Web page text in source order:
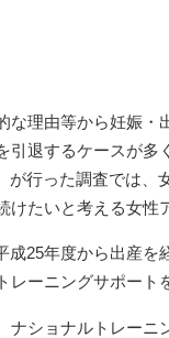
な理由等から妊娠
引退するケースが
行った調査では
たいと考える女性
成25年度から出産
ーニングサポート
ナショナルトレー